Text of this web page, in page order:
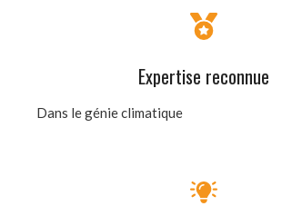
Expertise reconnue
Dans le génie climatique